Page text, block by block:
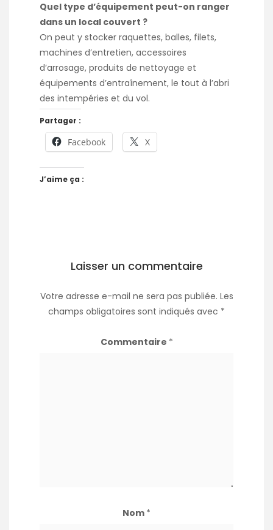
Quel type d’équipement peut-on ranger
dans un local couvert ?
On peut y stocker raquettes, balles, filets,
machines d’entretien, accessoires
d’arrosage, produits de nettoyage et
équipements d’entraînement, le tout à l’abri
des intempéries et du vol.
Partager :
Facebook X
J’aime ça :
Laisser un commentaire
Votre adresse e-mail ne sera pas publiée. Les
champs obligatoires sont indiqués avec *
Commentaire *
Nom *